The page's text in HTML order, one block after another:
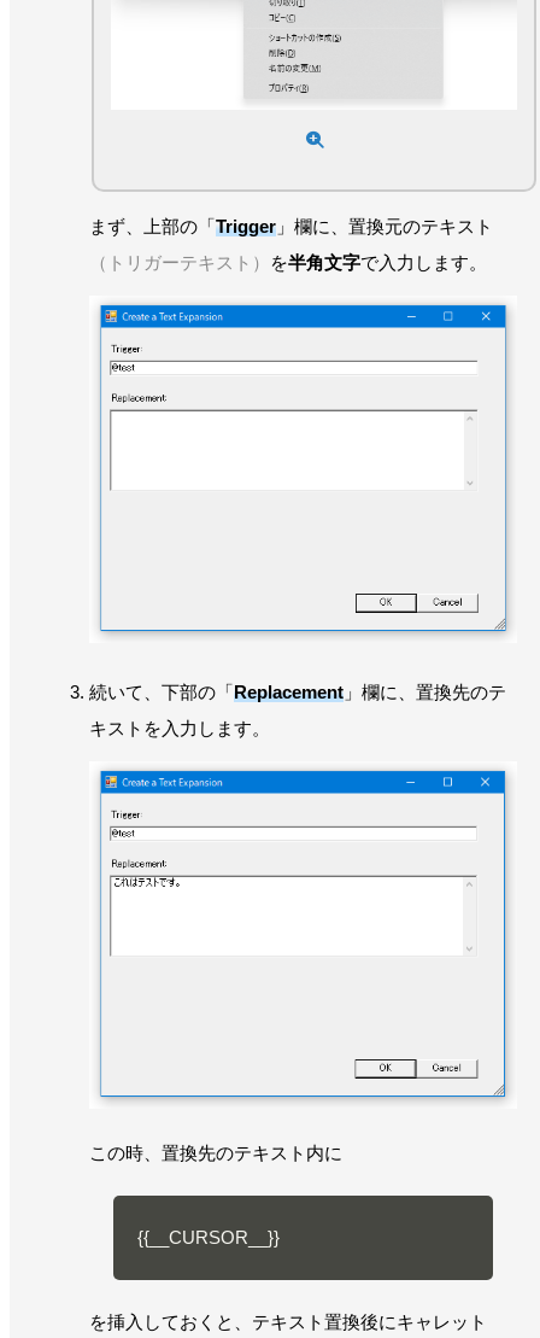
まず、上部の「Trigger 」欄に、置換元のテキスト
（トリガーテキスト）
を半角文字で入力します。
続いて、下部の「Replacement 」欄に、置換先のテ
キストを入力します。
この時、置換先のテキスト内に
{{__CURSOR__}}
を挿入しておくと、テキスト置換後にキャレット